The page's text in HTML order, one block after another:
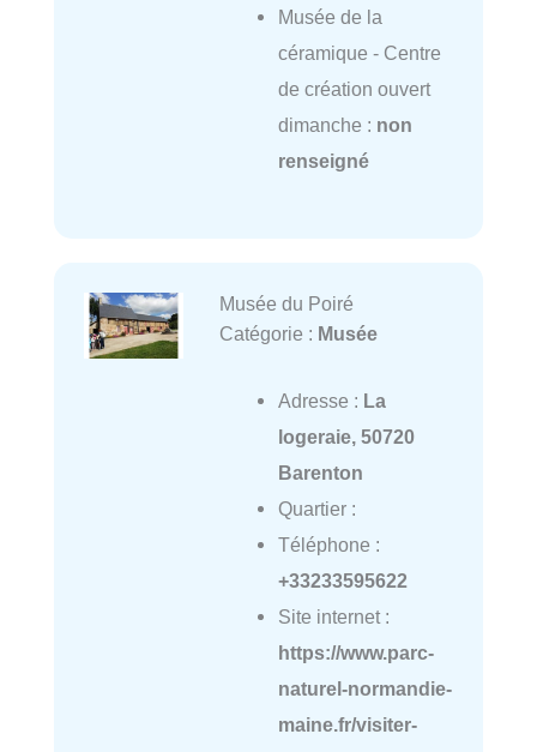
Musée de la
céramique - Centre
de création ouvert
dimanche : non
renseigné
Musée du Poiré
Catégorie : Musée
Adresse : La
logeraie, 50720
Barenton
Quartier :
Téléphone :
+33233595622
Site internet :
https://www.parc-
naturel-normandie-
maine.fr/visiter-